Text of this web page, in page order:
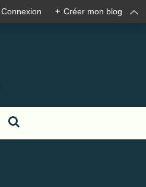
Connexion + Créer mon blog